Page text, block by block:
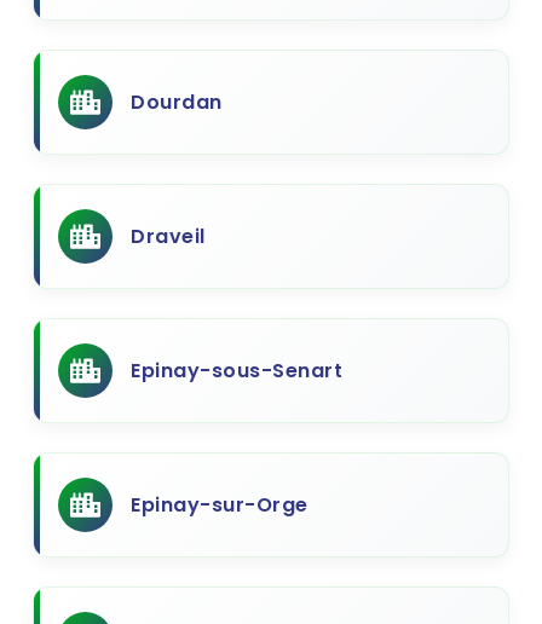
Dourdan
Draveil
Epinay-sous-Senart
Epinay-sur-Orge